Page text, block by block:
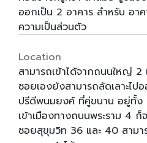
ออกเป็น 2 อาคาร สำหรับ อา
ความเป็นส่วนตัว
Location
สามารถเข้าได้จากถนนใหญ่
ซอยเองยังสามารถลัดเลาะไ
ปรีดีพนมยงค์ ที่คู่ขนาน อยู่ทั้ง
เข้าเมืองทางถนนพระราม 4
ซอยสุขุมวิท 36 และ 40 สามา